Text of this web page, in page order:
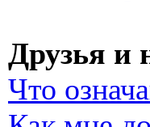
Друзья и
Что